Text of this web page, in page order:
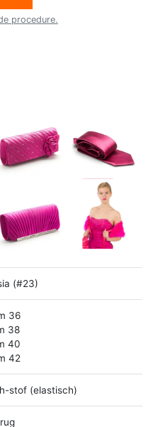
procedure.
(#23)
36
38
40
42
stof (elastisch)